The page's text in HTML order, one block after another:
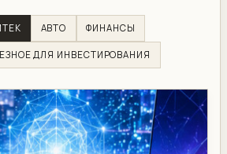
АВТО ФИНАНСЫ
ДЛЯ ИНВЕСТИРОВАНИЯ